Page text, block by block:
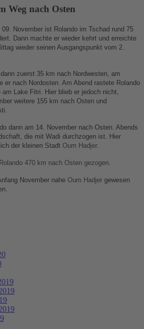
Weg nach Osten
November ist Rolando im Tschad rund 75
Dann machte er wieder kehrt und erreichte
wieder seinen Ausgangspunkt vom 2.
zuerst 35 km nach Nordwesten, am
er nach Nordosten. Am Abend rastete Rolando
Lake Fitri. Hier blieb er jedoch nicht,
weitere 155 km nach Osten und
dann am 14. November nach Osten. Abends
die mit Wadi durchzogen ist. Hier
der kleinen Stadt Oum Hadjer.
470 km nach Osten gezogen.
November nahe Oum Hadjer gewesen